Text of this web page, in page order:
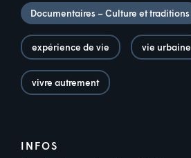
Documentaires – Culture et traditions
expérience de vie vie urbaine
vivre autrement
INFOS